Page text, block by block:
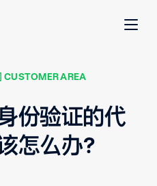
CUSTOMER AREA
份验证的代
怎么办？